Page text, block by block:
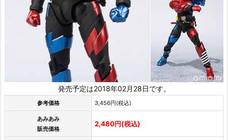
発売予定は2018年02月28日です。
参考価格 3,456円(税込)
あみあみ
販売価格
2,480円(税込)